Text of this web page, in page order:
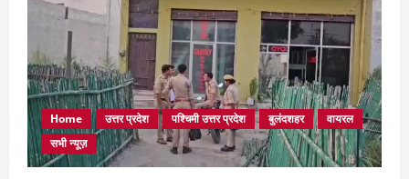
Home उत्तर प्रदेश पश्चिमी उत्तर प्रदेश बुलंदशहर
वायरल
सभी न्यूज़